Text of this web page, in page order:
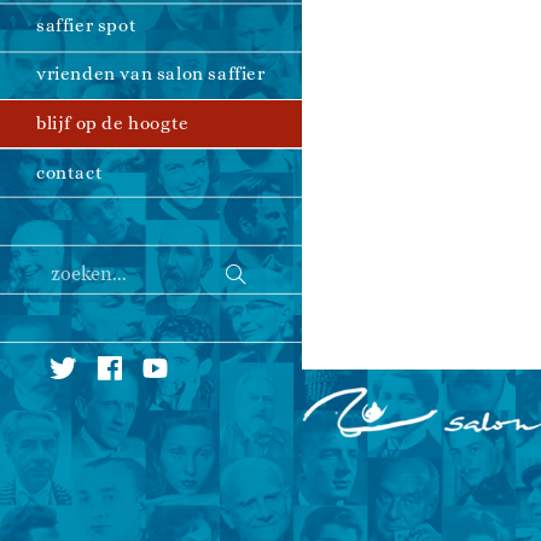
saffier spot
vrienden van salon saffier
blijf op de hoogte
contact
zoeken...
Verzend
zoekopdracht